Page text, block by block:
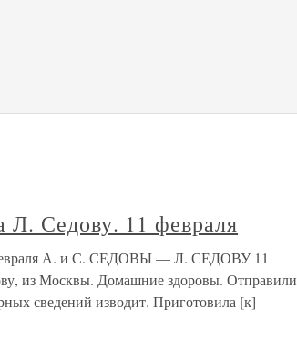
Седову. 11 февраля
А. и С. СЕДОВЫ — Л. СЕДОВУ 11
из Москвы. Домашние здоровы. Отправили
сведений изводит. Приготовила [к]